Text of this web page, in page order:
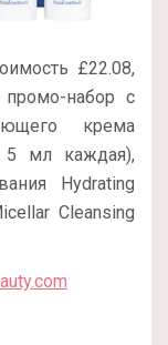
£22.08,
набор с
крема
5 мл каждая),
Hydrating
Cleansing